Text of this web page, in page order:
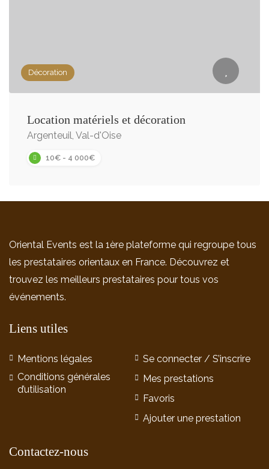
Décoration
Location matériels et décoration
Argenteuil, Val-d'Oise
10€ - 4 000€
Oriental Events est la 1ère plateforme qui regroupe tous
les prestataires orientaux en France. Découvrez et
trouvez les meilleurs prestataires pour tous vos
événements.
Liens utiles
Mentions légales
Conditions générales
d’utilisation
Se connecter / S’inscrire
Mes prestations
Favoris
Ajouter une prestation
Contactez-nous